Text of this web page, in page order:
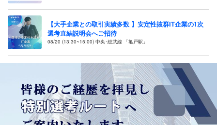
【大手企業との取引実績多数 】安定性抜群IT企業の1次
選考直結説明会へご招待
08/20 (13:30~15:00) 中央･総武線 「亀戸駅」